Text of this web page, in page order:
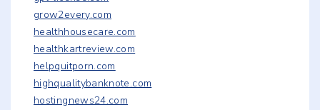
grow2every.com
healthhousecare.com
healthkartreview.com
helpquitporn.com
highqualitybanknote.com
hostingnews24.com